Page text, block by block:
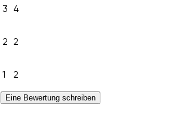
3 4
2 2
1 2
Eine Bewertung schreiben